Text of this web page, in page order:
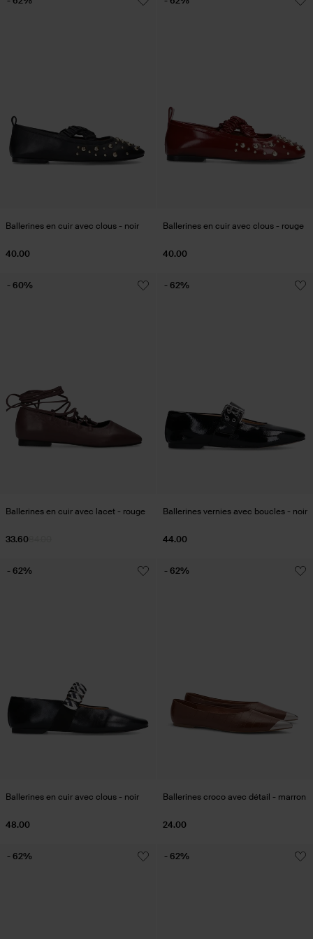
Ballerines en cuir avec clous - noir
40.00
Ballerines en cuir avec clous - rouge
40.00
Ballerines en cuir avec lacet - rouge
33.60
- 60%
Ballerines vernies avec boucles - noir
44.00
- 62%
Ballerines en cuir avec clous - noir
48.00
- 62%
Ballerines croco avec détail - marron
24.00
- 62%
- 62% - 62%